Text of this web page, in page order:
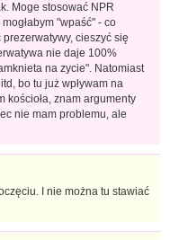
Moge stosować NPR
"wpaść" - co
cieszyć się
nie daje 100%
na zycie". Natomiast
bo tu już wpływam na
kościoła, znam argumenty
nie mam problemu, ale
I nie można tu stawiać